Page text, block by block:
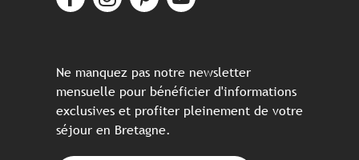
Ne manquez pas notre newsletter
mensuelle pour bénéficier d'informations
exclusives et profiter pleinement de votre
séjour en Bretagne.